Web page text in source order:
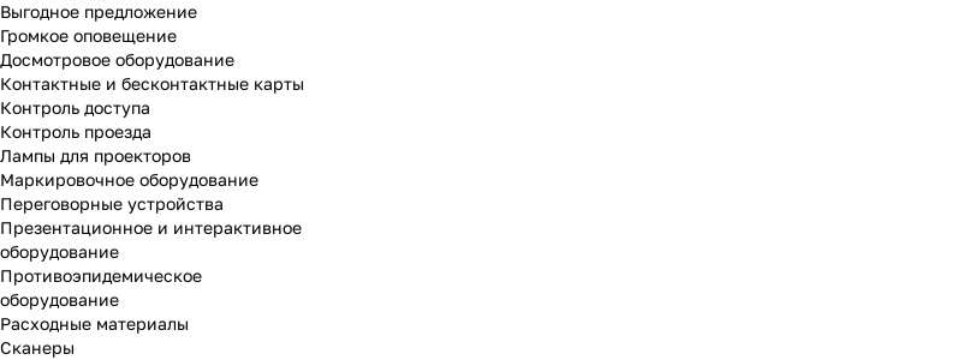
Выгодное предложение
Громкое оповещение
Досмотровое оборудование
Контактные и бесконтактные карты
Контроль доступа
Контроль проезда
Лампы для проекторов
Маркировочное оборудование
Переговорные устройства
Презентационное и интерактивное
оборудование
Противоэпидемическое
оборудование
Расходные материалы
Сканеры